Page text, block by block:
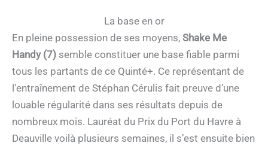
La base en or
En pleine possession de ses moyens, Shake Me
Handy (7) semble constituer une base fiable parmi
tous les partants de ce Quinté+. Ce représentant de
l’entraînement de Stéphan Cérulis fait preuve d’une
louable régularité dans ses résultats depuis de
nombreux mois. Lauréat du Prix du Port du Havre à
Deauville voilà plusieurs semaines, il s’est ensuite bien